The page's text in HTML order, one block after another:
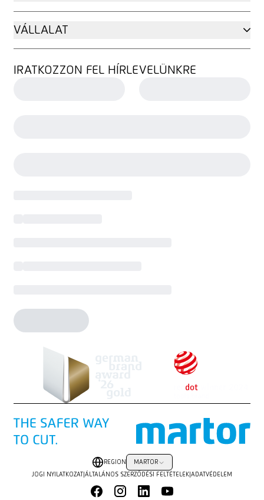
VÁLLALAT
IRATKOZZON FEL HÍRLEVELÜNKRE
REGION MARTOR
JOGI NYILATKOZAT ÁLTALÁNOS SZERZŐDÉSI FELTÉTELEK ADATVÉDELEM